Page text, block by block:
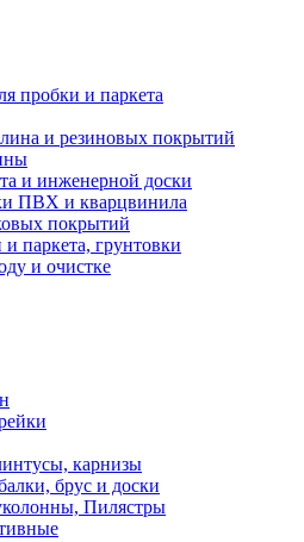
пробки и паркета
и резиновых покрытий
и инженерной доски
ПВХ и кварцвинила
покрытий
паркета, грунтовки
и очистке
карнизы
брус и доски
Пилястры